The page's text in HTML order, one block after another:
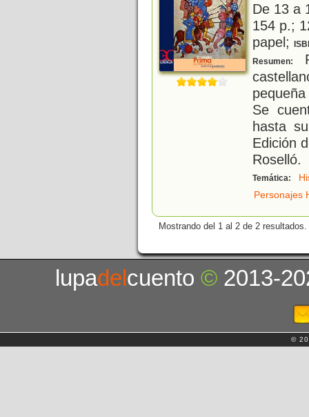
De 13 a
154 p.;
papel;
Resumen:
Se
hasta
Edición
Roselló.
Temática:
Personajes
Mostrando del 1 al 2 de 2 resultados.
lupadelcuento© 2013-
©